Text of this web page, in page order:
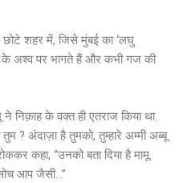
शहर में, जिसे मुंबई का ‘लघु
के अश्व पर भागते हैं और कभी गज की
निक़ाह के वक्त ही एतराज किया था.
? अंदाज़ा है तुमको, तुम्हारे अम्मी अब्बू
कहा, “उनको बता दिया है मामू.
आप जैसी…”